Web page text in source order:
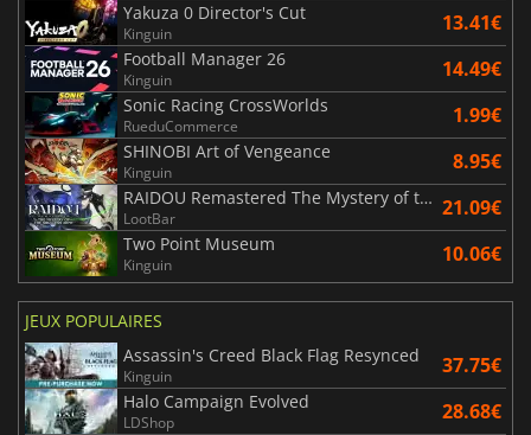
Yakuza 0 Director's Cut
Kinguin 13.41€
Football Manager 26
Kinguin 14.49€
Sonic Racing CrossWorlds
RueduCommerce 1.99€
SHINOBI Art of Vengeance
Kinguin 8.95€
RAIDOU Remastered The Mystery of the Soulless Army
LootBar 21.09€
Two Point Museum
Kinguin 10.06€
JEUX POPULAIRES
Assassin's Creed Black Flag Resynced
Kinguin 37.75€
Halo Campaign Evolved
LDShop 28.68€